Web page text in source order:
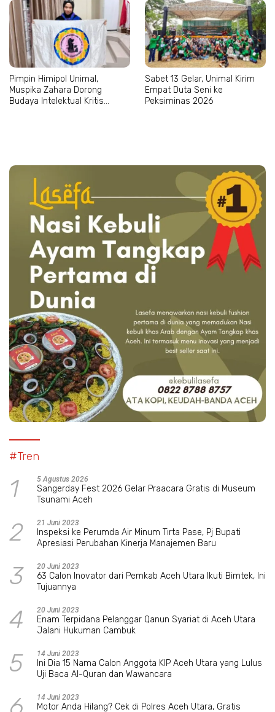
Pimpin Himipol Unimal,
Muspika Zahara Dorong
Budaya Intelektual Kritis
Sabet 13 Gelar, Unimal Kirim
Empat Duta Seni ke
Peksiminas 2026
#Tren
1 5 Agustus 2026
Sangerday Fest 2026 Gelar Praacara Gratis di Museum
Tsunami Aceh
2 21 Juni 2023
Inspeksi ke Perumda Air Minum Tirta Pase, Pj Bupati
Apresiasi Perubahan Kinerja Manajemen Baru
3 20 Juni 2023
63 Calon Inovator dari Pemkab Aceh Utara Ikuti Bimtek, Ini
Tujuannya
4 20 Juni 2023
Enam Terpidana Pelanggar Qanun Syariat di Aceh Utara
Jalani Hukuman Cambuk
5 14 Juni 2023
Ini Dia 15 Nama Calon Anggota KIP Aceh Utara yang Lulus
Uji Baca Al-Quran dan Wawancara
14 Juni 2023
Motor Anda Hilang? Cek di Polres Aceh Utara, Gratis